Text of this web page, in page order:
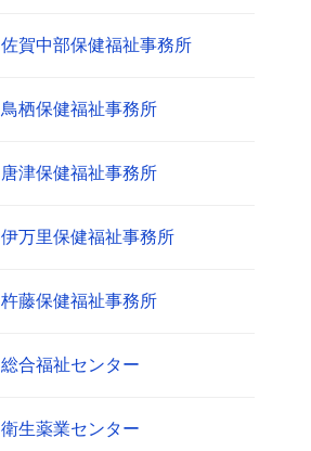
佐賀中部保健福祉事務所
鳥栖保健福祉事務所
唐津保健福祉事務所
伊万里保健福祉事務所
杵藤保健福祉事務所
総合福祉センター
衛生薬業センター